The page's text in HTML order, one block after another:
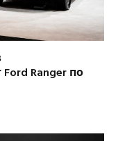
Ranger по